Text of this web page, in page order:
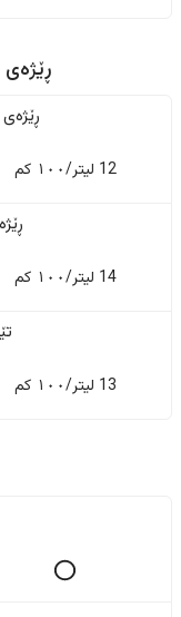
12 لیتر/١٠٠ کم
14 لیتر/١٠٠ کم
13 لیتر/١٠٠ کم